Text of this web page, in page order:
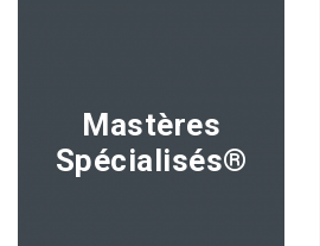
Mastères
Spécialisés®